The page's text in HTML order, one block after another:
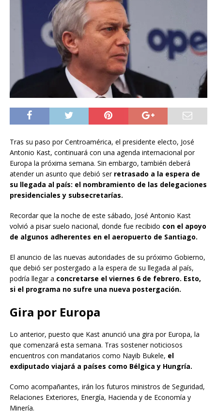
Tras su paso por Centroamérica, el presidente electo, José
Antonio Kast, continuará con una agenda internacional por
Europa la próxima semana. Sin embargo, también deberá
atender un asunto que debió ser retrasado a la espera de
su llegada al país: el nombramiento de las delegaciones
presidenciales y subsecretarías.
Recordar que la noche de este sábado, José Antonio Kast
volvió a pisar suelo nacional, donde fue recibido con el apoyo
de algunos adherentes en el aeropuerto de Santiago.
El anuncio de las nuevas autoridades de su próximo Gobierno,
que debió ser postergado a la espera de su llegada al país,
podría llegar a concretarse el viernes 6 de febrero. Esto,
si el programa no sufre una nueva postergación.
Gira por Europa
Lo anterior, puesto que Kast anunció una gira por Europa, la
que comenzará esta semana. Tras sostener noticiosos
encuentros con mandatarios como Nayib Bukele, el
exdiputado viajará a países como Bélgica y Hungría.
Como acompañantes, irán los futuros ministros de Seguridad,
Relaciones Exteriores, Energía, Hacienda y de Economía y
Minería.